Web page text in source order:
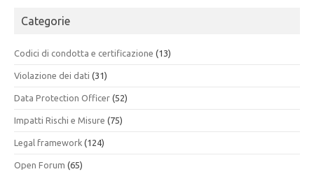
Categorie
Codici di condotta e certificazione (13)
Violazione dei dati (31)
Data Protection Officer (52)
Impatti Rischi e Misure (75)
Legal framework (124)
Open Forum (65)